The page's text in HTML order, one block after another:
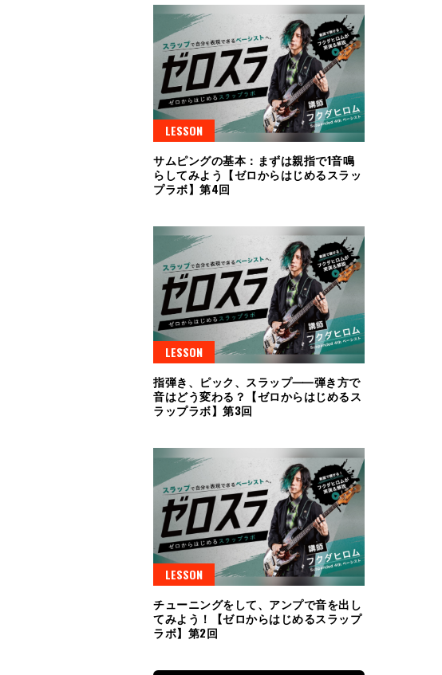
LESSON
サムピングの基本：まずは親指で1音鳴
らしてみよう【ゼロからはじめるスラッ
プラボ】第4回
LESSON
指弾き、ピック、スラップ⸺弾き方で
音はどう変わる？【ゼロからはじめるス
ラップラボ】第3回
LESSON
チューニングをして、アンプで音を出し
てみよう！【ゼロからはじめるスラップ
ラボ】第2回